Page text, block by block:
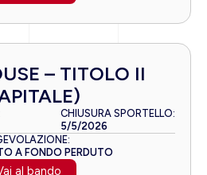
– TITOLO II
CHIUSURA SPORTELLO:
5/5/2026
A FONDO PERDUTO
al bando